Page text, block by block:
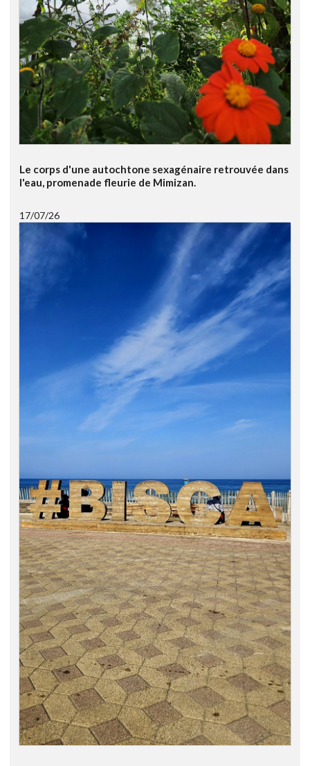
Le corps d'une autochtone sexagénaire retrouvée dans
l'eau, promenade fleurie de Mimizan.
17/07/26